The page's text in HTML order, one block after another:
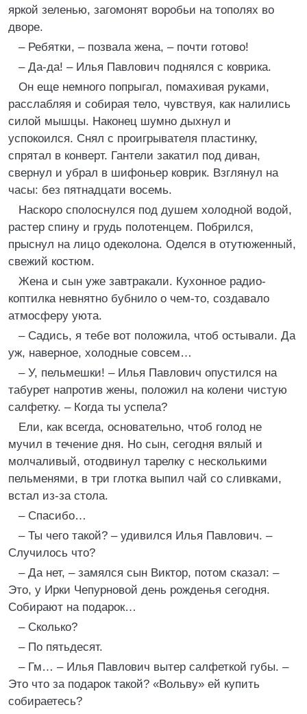
яркой зеленью, загомонят воробьи на тополях во
дворе.
– Ребятки, – позвала жена, – почти готово!
– Да-да! – Илья Павлович поднялся с коврика.
Он еще немного попрыгал, помахивая руками,
расслабляя и собирая тело, чувствуя, как налились
силой мышцы. Наконец шумно дыхнул и
успокоился. Снял с проигрывателя пластинку,
спрятал в конверт. Гантели закатил под диван,
свернул и убрал в шифоньер коврик. Взглянул на
часы: без пятнадцати восемь.
Наскоро сполоснулся под душем холодной водой,
растер спину и грудь полотенцем. Побрился,
прыснул на лицо одеколона. Оделся в отутюженный,
свежий костюм.
Жена и сын уже завтракали. Кухонное радио-
коптилка невнятно бубнило о чем-то, создавало
атмосферу уюта.
– Садись, я тебе вот положила, чтоб остывали. Да
уж, наверное, холодные совсем…
– У, пельмешки! – Илья Павлович опустился на
табурет напротив жены, положил на колени чистую
салфетку. – Когда ты успела?
Ели, как всегда, основательно, чтоб голод не
мучил в течение дня. Но сын, сегодня вялый и
молчаливый, отодвинул тарелку с несколькими
пельменями, в три глотка выпил чай со сливками,
встал из-за стола.
– Спасибо…
– Ты чего такой? – удивился Илья Павлович. –
Случилось что?
– Да нет, – замялся сын Виктор, потом сказал: –
Это, у Ирки Чепурновой день рожденья сегодня.
Собирают на подарок…
– Сколько?
– По пятьдесят.
– Гм… – Илья Павлович вытер салфеткой губы. –
Это что за подарок такой? «Вольву» ей купить
собираетесь?